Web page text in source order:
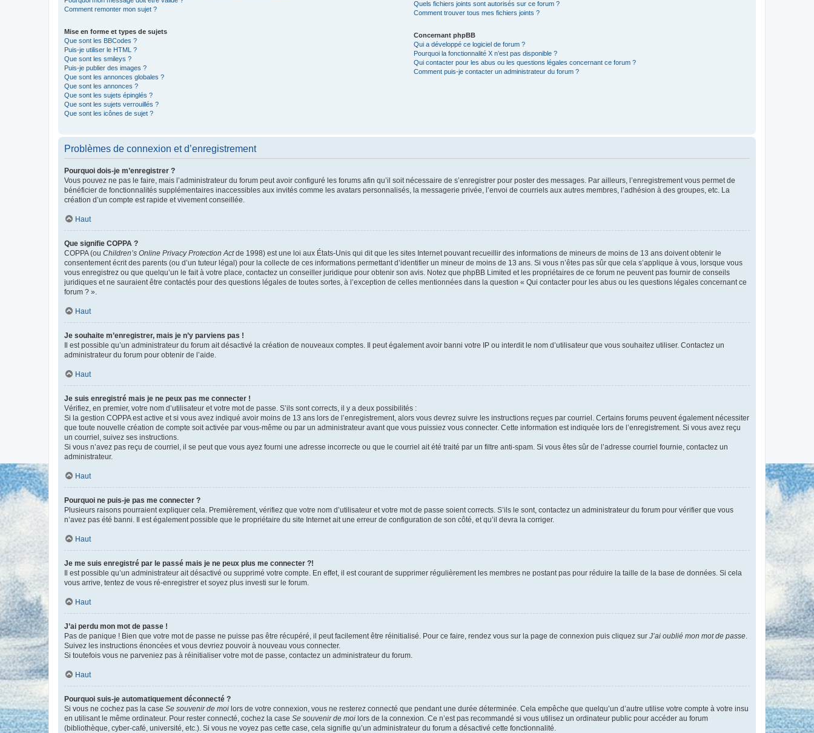
Comment remonter mon sujet ?
Mise en forme et types de sujets
Que sont les BBCodes ?
Puis-je utiliser le HTML ?
Que sont les smileys ?
Puis-je publier des images ?
Que sont les annonces globales ?
Que sont les annonces ?
Que sont les sujets épinglés ?
Que sont les sujets verrouillés ?
Que sont les icônes de sujet ?
Quels fichiers joints sont autorisés sur ce forum ?
Comment trouver tous mes fichiers joints ?
Concernant phpBB
Qui a développé ce logiciel de forum ?
Pourquoi la fonctionnalité X n’est pas disponible ?
Qui contacter pour les abus ou les questions légales concernant ce forum ?
Comment puis-je contacter un administrateur du forum ?
Problèmes de connexion et d’enregistrement
Pourquoi dois-je m’enregistrer ?
Vous pouvez ne pas le faire, mais l’administrateur du forum peut avoir configuré les forums afin qu’il soit nécessaire de s’enregistrer pour poster des messages. Par ailleurs, l’enregistrement vous permet de
bénéficier de fonctionnalités supplémentaires inaccessibles aux invités comme les avatars personnalisés, la messagerie privée, l’envoi de courriels aux autres membres, l’adhésion à des groupes, etc. La
création d’un compte est rapide et vivement conseillée.
Haut
Que signifie COPPA ?
COPPA (ou Children’s Online Privacy Protection Actde 1998) est une loi aux États-Unis qui dit que les sites Internet pouvant recueillir des informations de mineurs de moins de 13 ans doivent obtenir le
consentement écrit des parents (ou d’un tuteur légal) pour la collecte de ces informations permettant d’identifier un mineur de moins de 13 ans. Si vous n’êtes pas sûr que cela s’applique à vous, lorsque vous
vous enregistrez ou que quelqu’un le fait à votre place, contactez un conseiller juridique pour obtenir son avis. Notez que phpBB Limited et les propriétaires de ce forum ne peuvent pas fournir de conseils
juridiques et ne sauraient être contactés pour des questions légales de toutes sortes, à l’exception de celles mentionnées dans la question « Qui contacter pour les abus ou les questions légales concernant ce
forum ? ».
Haut
Je souhaite m’enregistrer, mais je n’y parviens pas !
Il est possible qu’un administrateur du forum ait désactivé la création de nouveaux comptes. Il peut également avoir banni votre IP ou interdit le nom d’utilisateur que vous souhaitez utiliser. Contactez un
administrateur du forum pour obtenir de l’aide.
Haut
Je suis enregistré mais je ne peux pas me connecter !
Vérifiez, en premier, votre nom d’utilisateur et votre mot de passe. S’ils sont corrects, il y a deux possibilités :
Si la gestion COPPA est active et si vous avez indiqué avoir moins de 13 ans lors de l’enregistrement, alors vous devrez suivre les instructions reçues par courriel. Certains forums peuvent également nécessiter
que toute nouvelle création de compte soit activée par vous-même ou par un administrateur avant que vous puissiez vous connecter. Cette information est indiquée lors de l’enregistrement. Si vous avez reçu
un courriel, suivez ses instructions.
Si vous n’avez pas reçu de courriel, il se peut que vous ayez fourni une adresse incorrecte ou que le courriel ait été traité par un filtre anti-spam. Si vous êtes sûr de l’adresse courriel fournie, contactez un
administrateur.
Haut
Pourquoi ne puis-je pas me connecter ?
Plusieurs raisons pourraient expliquer cela. Premièrement, vérifiez que votre nom d’utilisateur et votre mot de passe soient corrects. S’ils le sont, contactez un administrateur du forum pour vérifier que vous
n’avez pas été banni. Il est également possible que le propriétaire du site Internet ait une erreur de configuration de son côté, et qu’il devra la corriger.
Haut
Je me suis enregistré par le passé mais je ne peux plus me connecter ?!
Il est possible qu’un administrateur ait désactivé ou supprimé votre compte. En effet, il est courant de supprimer régulièrement les membres ne postant pas pour réduire la taille de la base de données. Si cela
vous arrive, tentez de vous ré-enregistrer et soyez plus investi sur le forum.
Haut
J’ai perdu mon mot de passe !
Pas de panique ! Bien que votre mot de passe ne puisse pas être récupéré, il peut facilement être réinitialisé. Pour ce faire, rendez vous sur la page de connexion puis cliquez sur J’ai oublié mon mot de passe.
Suivez les instructions énoncées et vous devriez pouvoir à nouveau vous connecter.
Si toutefois vous ne parveniez pas à réinitialiser votre mot de passe, contactez un administrateur du forum.
Haut
Pourquoi suis-je automatiquement déconnecté ?
Si vous ne cochez pas la case Se souvenir de moi lors de votre connexion, vous ne resterez connecté que pendant une durée déterminée. Cela empêche que quelqu’un d’autre utilise votre compte à votre insu
en utilisant le même ordinateur. Pour rester connecté, cochez la case Se souvenir de moi lors de la connexion. Ce n’est pas recommandé si vous utilisez un ordinateur public pour accéder au forum
(bibliothèque, cyber-café, université, etc.). Si vous ne voyez pas cette case, cela signifie qu’un administrateur du forum a désactivé cette fonctionnalité.